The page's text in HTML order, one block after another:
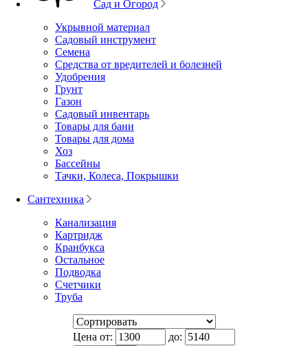
Сад и Огород
Укрывной материал
Садовый инструмент
Семена
Средства от вредителей и болезней
Удобрения
Грунт
Газон
Садовый инвентарь
Товары для бани
Товары для дома
Хоз
Бассейны
Тачки, Колеса, Покрышки
Сантехника
Канализация
Картридж
Кранбукса
Остальное
Подводка
Счетчики
Труба
Цена от: до: